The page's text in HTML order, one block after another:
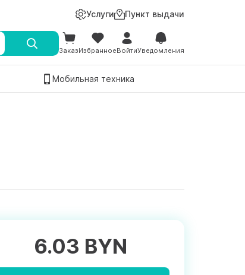
Услуги Пункт выдачи
ЗаказИзбранноеВойтиУведомления
Мобильная техника
6.03 BYN